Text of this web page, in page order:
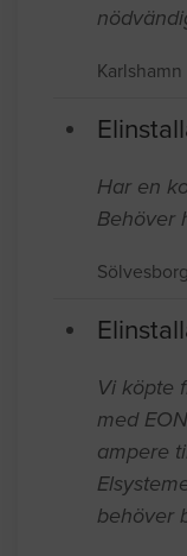
Karlshamn
Har en
Behöver
Sölvesborg
Vi köpte
med
ampere
behöver